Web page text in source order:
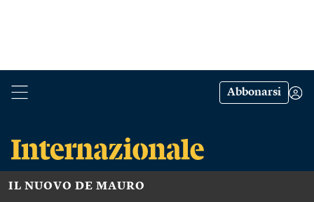
Abbonarsi
IL NUOVO DE MAURO